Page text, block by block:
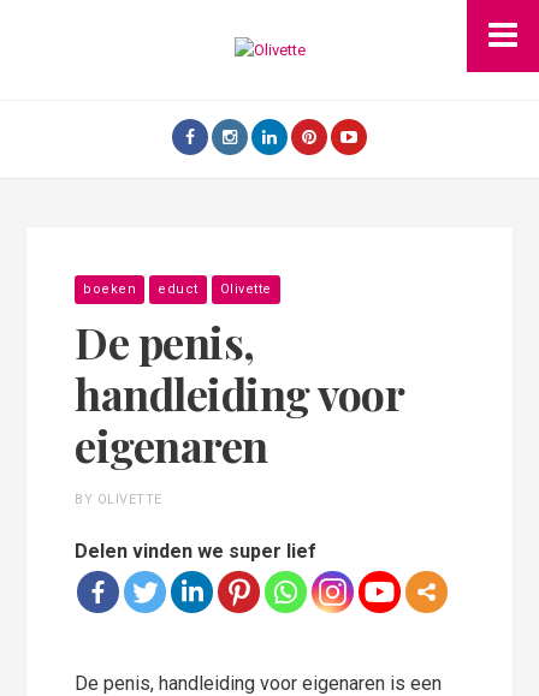
boeken educt Olivette
De penis,
handleiding voor
eigenaren
BY OLIVETTE
Delen vinden we super lief
De penis, handleiding voor eigenaren is een